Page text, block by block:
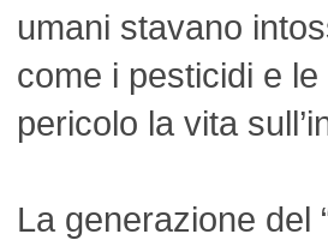
umani stavano
come i pesticidi e
pericolo la vita
La generazione del